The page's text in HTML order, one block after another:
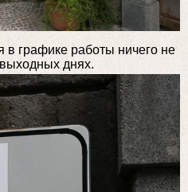
в графике работы ничего не
днях.